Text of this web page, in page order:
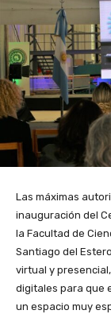
Las máximas
inauguración del
la Facultad de
Santiago del
virtual y
digitales para que
un espacio muy